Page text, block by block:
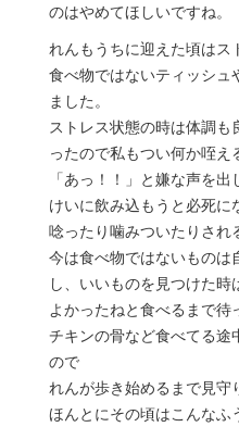
のはやめてほしいですね。
れんもうちに迎えた頃はス
食べ物ではないティッシュ
ました。
ストレス状態の時は体調
ったので私もつい何か咥え
「あっ！！」と嫌な声を
けいに飲み込もうと必死に
唸ったり噛みついたりされ
今は食べ物ではないものは
し、いいものを見つけた時
よかったねと食べるまで待
チキンの骨など食べてる途
ので
れんが歩き始めるまで見守
ほんとにその頃はこんなふ